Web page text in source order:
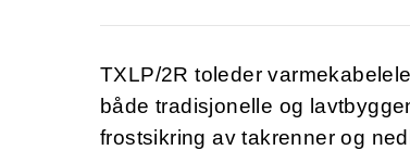
TXLP/2R toleder
både tradisjonelle og
frostsikring av takrenner og